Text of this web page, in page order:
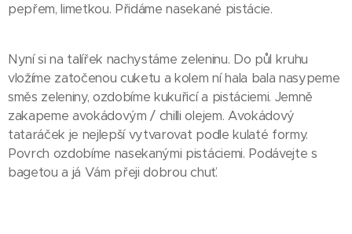
pepřem, limetkou. Přidáme nasekané pistácie.
Nyní si na talířek nachystáme zeleninu. Do půl kruhu
vložíme zatočenou cuketu a kolem ní hala bala nasypeme
směs zeleniny, ozdobíme kukuřicí a pistáciemi. Jemně
zakapeme avokádovým / chilli olejem. Avokádový
tataráček je nejlepší vytvarovat podle kulaté formy.
Povrch ozdobíme nasekanými pistáciemi. Podávejte s
bagetou a já Vám přeji dobrou chuť.